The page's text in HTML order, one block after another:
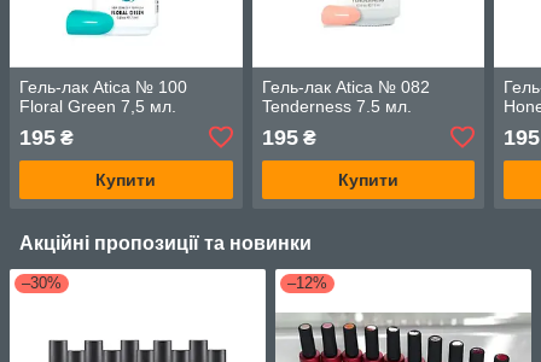
Гель-лак Atica № 100
Floral Green 7,5 мл.
195 ₴
Купити
Гель-лак Atica № 082
Tenderness 7.5 мл.
195₴
Купити
195
Акційні пропозиції та новинки
–30% –12%